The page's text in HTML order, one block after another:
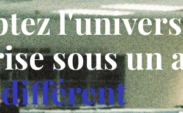
sous un
différent